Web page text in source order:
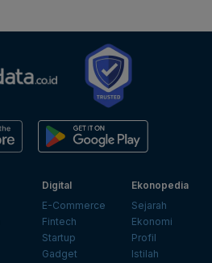
Digital
E-Commerce
Fintech
Startup
Gadget
Ekonopedia
Sejarah
Ekonomi
Profil
Istilah